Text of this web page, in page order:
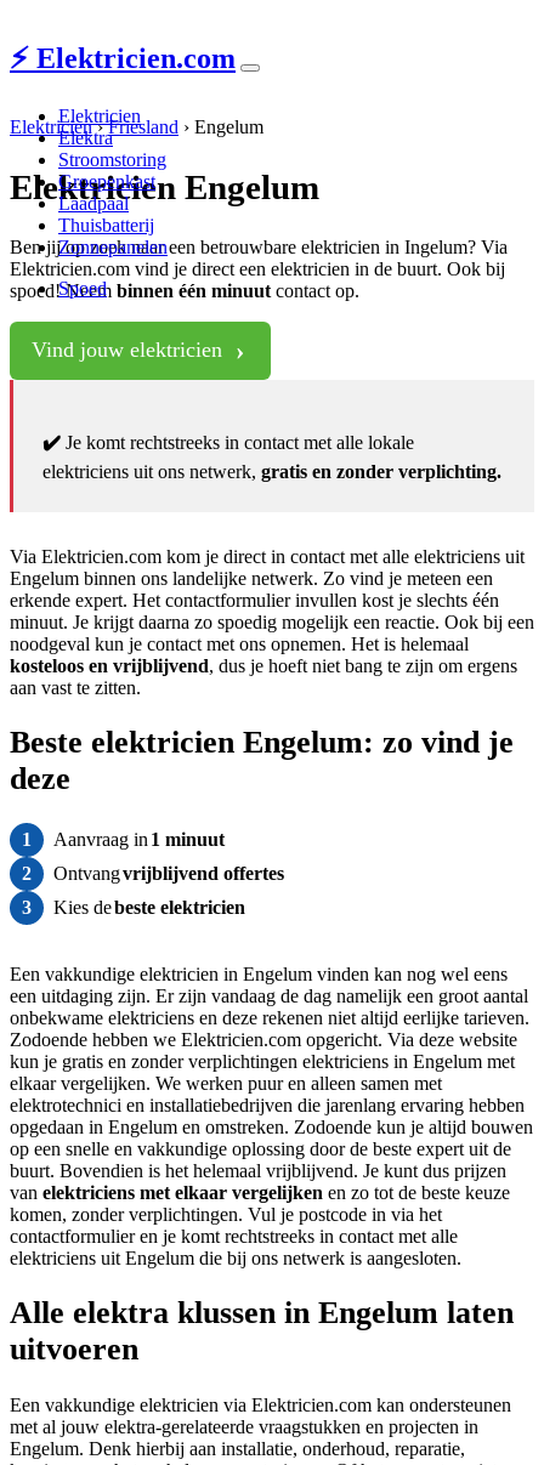
⚡ Elektricien.com
Elektricien
Elektra
Stroomstoring
Groepenkast
Laadpaal
Thuisbatterij
Zonnepanelen
Spoed
Elektricien›Friesland › Engelum
Elektricien Engelum
Ben jij op zoek naar een betrouwbare elektricien in Ingelum? Via
Elektricien.com vind je direct een elektricien in de buurt. Ook bij
spoed! Neem binnen één minuut contact op.
Vind jouw elektricien
✔️ Je komt rechtstreeks in contact met alle lokale
elektriciens uit ons netwerk,gratis en zonder verplichting.
Via Elektricien.com kom je direct in contact met alle elektriciens uit
Engelum binnen ons landelijke netwerk. Zo vind je meteen een
erkende expert. Het contactformulier invullen kost je slechts één
minuut. Je krijgt daarna zo spoedig mogelijk een reactie. Ook bij een
noodgeval kun je contact met ons opnemen. Het is helemaal
kosteloos en vrijblijvend, dus je hoeft niet bang te zijn om ergens
aan vast te zitten.
Beste elektricien Engelum: zo vind je
deze
1 Aanvraag in 1 minuut
2
Ontvangvrijblijvend offertes
3
Kies debeste elektricien
Een vakkundige elektricien in Engelum vinden kan nog wel eens
een uitdaging zijn. Er zijn vandaag de dag namelijk een groot aantal
onbekwame elektriciens en deze rekenen niet altijd eerlijke tarieven.
Zodoende hebben we Elektricien.com opgericht. Via deze website
kun je gratis en zonder verplichtingen elektriciens in Engelum met
elkaar vergelijken. We werken puur en alleen samen met
elektrotechnici en installatiebedrijven die jarenlang ervaring hebben
opgedaan in Engelum en omstreken. Zodoende kun je altijd bouwen
op een snelle en vakkundige oplossing door de beste expert uit de
buurt. Bovendien is het helemaal vrijblijvend. Je kunt dus prijzen
van elektriciens met elkaar vergelijken en zo tot de beste keuze
komen, zonder verplichtingen. Vul je postcode in via het
contactformulier en je komt rechtstreeks in contact met alle
elektriciens uit Engelum die bij ons netwerk is aangesloten.
Alle elektra klussen in Engelum laten
uitvoeren
Een vakkundige elektricien via Elektricien.com kan ondersteunen
met al jouw elektra-gerelateerde vraagstukken en projecten in
Engelum. Denk hierbij aan installatie, onderhoud, reparatie,